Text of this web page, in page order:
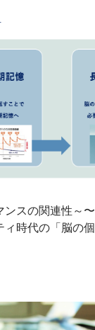
スの関連性～〜
ィ時代の「脳の個